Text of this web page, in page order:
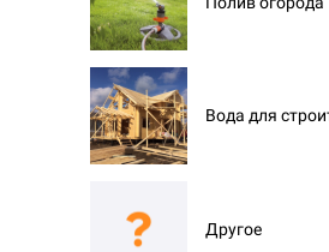
Вода для
Другое